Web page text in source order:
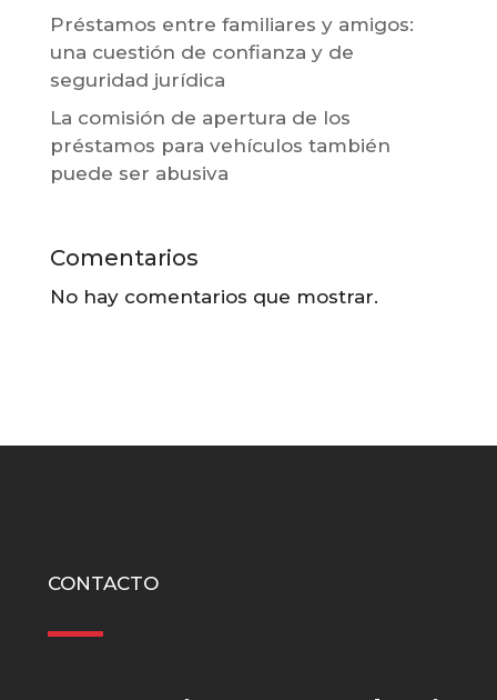
Préstamos entre familiares y amigos:
una cuestión de confianza y de
seguridad jurídica
La comisión de apertura de los
préstamos para vehículos también
puede ser abusiva
Comentarios
No hay comentarios que mostrar.
CONTACTO